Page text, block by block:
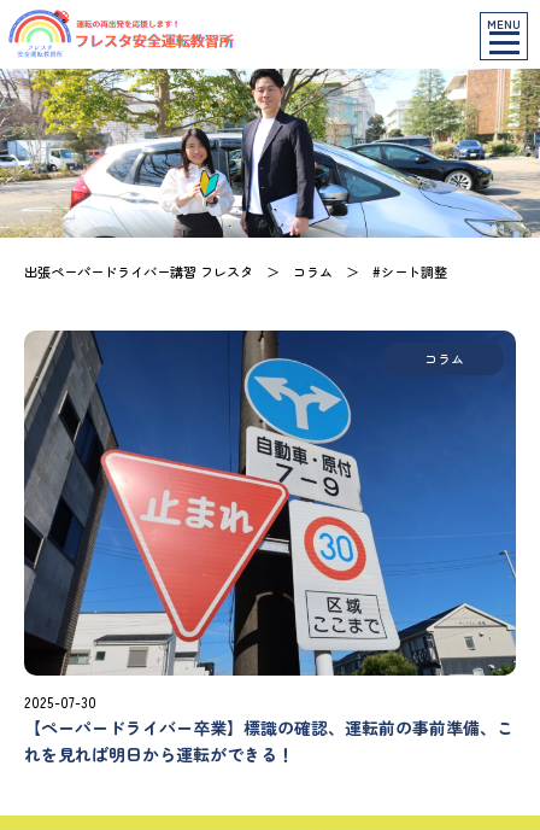
MENU
出張ペーパードライバー講習 フレスタ ＞ コラム ＞ #シート調整
コラム
2025-07-30
【ペーパードライバー卒業】標識の確認、運転前の事前準備、こ
れを見れば明日から運転ができる！